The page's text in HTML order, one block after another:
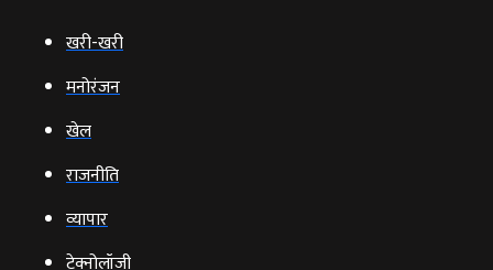
खरी-खरी
मनोरंजन
खेल
राजनीति
व्‍यापार
टेक्‍नोलॉजी